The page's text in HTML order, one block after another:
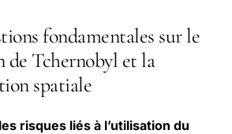
fondamentales sur le
de Tchernobyl et la
spatiale
risques liés à l’utilisation du